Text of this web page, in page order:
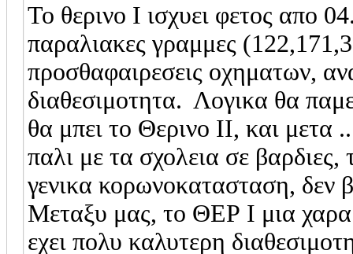
Το θερινο Ι ισχυει φετος απο
παραλιακες γραμμες
προσθαφαιρεσεις οχηματων,
διαθεσιμοτητα. Λογικα θα
θα μπει το Θερινο ΙΙ, και μετα
παλι με τα σχολεια σε
γενικα κορωνοκατασταση, δεν
Μεταξυ μας, το ΘΕΡ Ι μια χαρα
εχει πολυ καλυτερη